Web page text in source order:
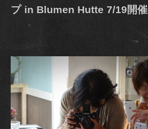
プ in Blumen Hutte 7/19開催